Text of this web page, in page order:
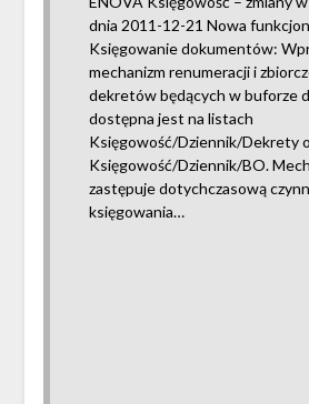
dnia 2011-12-21 Nowa
Księgowanie dokumentów:
mechanizm renumeracji i
dekretów będących w buforze
dostępna jest na listach
Księgowość/Dziennik/Dekrety
Księgowość/Dziennik/BO.
zastępuje dotychczasową
księgowania…